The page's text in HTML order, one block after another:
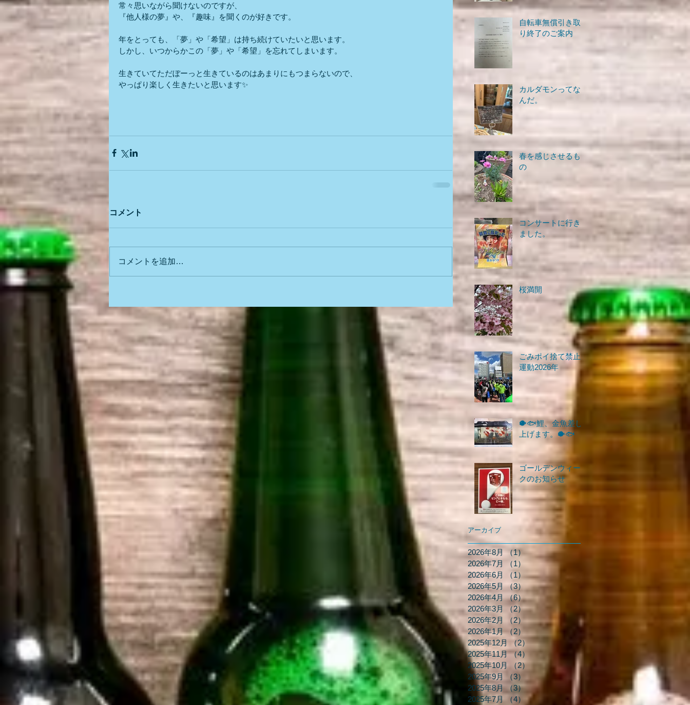
常々思いながら聞けないのですが、
『他人様の夢』や、『趣味』を聞くのが好きです。
年をとっても、「夢」や「希望」は持ち続けていたいと思います。
しかし、いつからかこの「夢」や「希望」を忘れてしまいます。
生きていてただぼーっと生きているのはあまりにもつまらないので、
やっぱり楽しく生きたいと思います✨
コメント
コメントを追加…
自転車無償引き取
り終了のご案内
カルダモンってな
んだ。
春を感じさせるも
の
コンサートに行き
ました。
桜満開
ごみポイ捨て禁止
運動2026年
🐡🐟鯉、金魚差し
上げます。🐡🐟
ゴールデンウィー
クのお知らせ
アーカイブ
2026年8月 （1）
1件の記事
2026年7月
（1）
1件の記事
2026年6月
（1）1件の記事
2026年5月 （3）3件の記事
2026年4月 （6）6件の記事
2026年3月
（2）2件の記事
2026年2月
（2）2件の記事
2026年1月 （2）2件の記事
2025年12月
（2）2件の記事
2025年11月 （4）
4件の記事
2025年10月
（2）
2件の記事
2025年9月
（3）
3件の記事
2025年8月 （3）3件の記事
2025年7月
（4）
4件の記事